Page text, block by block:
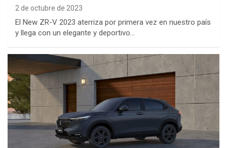
2 de octubre de 2023
El New ZR-V 2023 aterriza por primera vez en nuestro país
y llega con un elegante y deportivo…